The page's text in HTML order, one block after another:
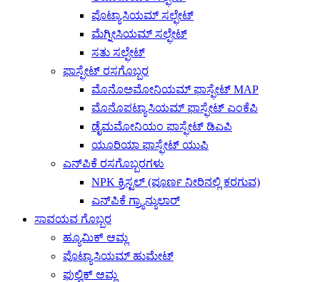
ಪೊಟ್ಯಾಸಿಯಮ್ ಸಲ್ಫೇಟ್
ಮೆಗ್ನೀಸಿಯಮ್ ಸಲ್ಫೇಟ್
ಸತು ಸಲ್ಫೇಟ್
ಫಾಸ್ಫೇಟ್ ರಸಗೊಬ್ಬರ
ಮೊನೊಅಮೋನಿಯಮ್ ಫಾಸ್ಫೇಟ್ MAP
ಮೊನೊಪಟ್ಯಾಸಿಯಮ್ ಫಾಸ್ಫೇಟ್ ಎಂಕೆಪಿ
ಡೈಮಮೋನಿಯಂ ಫಾಸ್ಫೇಟ್ ಡಿಎಪಿ
ಯೂರಿಯಾ ಫಾಸ್ಫೇಟ್ ಯುಪಿ
ಎನ್‌ಪಿಕೆ ರಸಗೊಬ್ಬರಗಳು
NPK ಕ್ರಿಸ್ಟಲ್ (ಪೂರ್ಣ ನೀರಿನಲ್ಲಿ ಕರಗುವ)
ಎನ್‌ಪಿಕೆ ಗ್ರ್ಯಾನ್ಯುಲಾರ್
ಸಾವಯವ ಗೊಬ್ಬರ
ಹ್ಯೂಮಿಕ್ ಆಮ್ಲ
ಪೊಟ್ಯಾಸಿಯಮ್ ಹುಮೇಟ್
ಫುಲ್ವಿಕ್ ಆಮ್ಲ